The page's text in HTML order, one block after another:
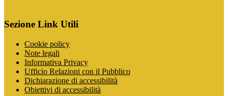
Sezione Link Utili
Cookie policy
Note legali
Informativa Privacy
Ufficio Relazioni con il Pubblico
Dichiarazione di accessibilità
Obiettivi di accessibilità